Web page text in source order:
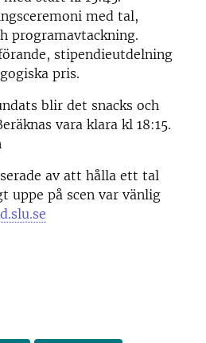
med tal,
programavtackning.
stipendieutdelning
pris.
blir det snacks och
vara klara kl 18:15.
av att hålla ett tal
uppe på scen var vänlig